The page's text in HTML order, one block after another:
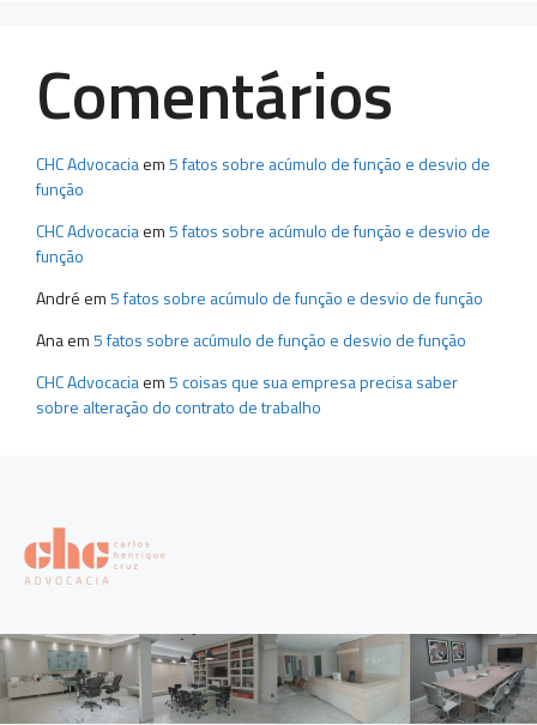
Comentários
CHC Advocaciaem5 fatos sobre acúmulo de função e desvio de
função
CHC Advocaciaem5 fatos sobre acúmulo de função e desvio de
função
André em5 fatos sobre acúmulo de função e desvio de função
Anaem5 fatos sobre acúmulo de função e desvio de função
CHC Advocaciaem5 coisas que sua empresa precisa saber
sobre alteração do contrato de trabalho